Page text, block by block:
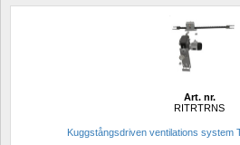
Art. nr.
RITRTRNS
Kuggstångsdriven ventilations system